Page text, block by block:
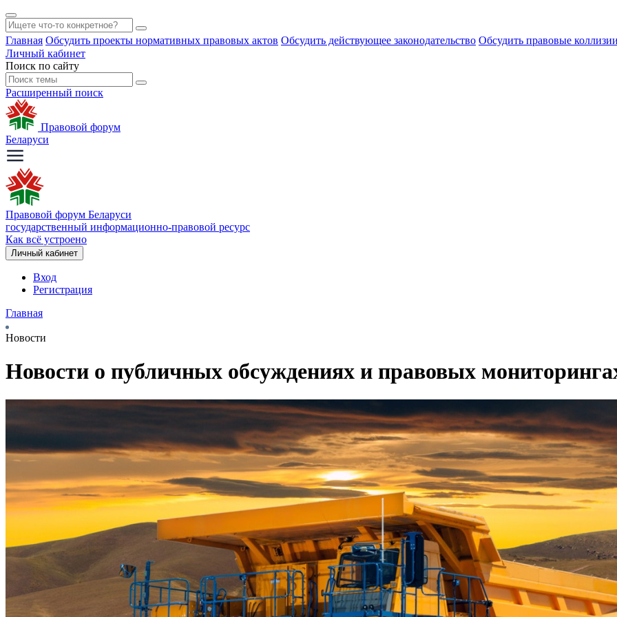
Главная Обсудить проекты нормативных правовых актов Обсудить действующее законодательство Обсудить правовые
Личный кабинет
Поиск по сайту
Расширенный поиск
Правовой форум
Беларуси
Правовой форум Беларуси
государственный информационно-правовой ресурс
Как всё устроено
Личный кабинет
Вход
Регистрация
Главная
Новости
Новости о публичных обсуждениях и правовых